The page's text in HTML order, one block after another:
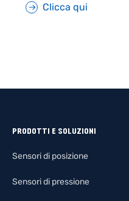
Clicca qui
PRODOTTI E SOLUZIONI
Sensori di posizione
Sensori di pressione